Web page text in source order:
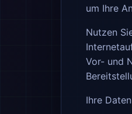
um Ihre
Nutzen
Vor- und
Ihre